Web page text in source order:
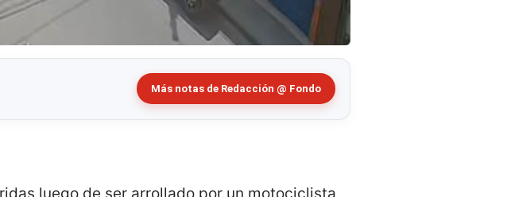
Más notas de Redacción @ Fondo
luego de ser arrollado por un motociclista